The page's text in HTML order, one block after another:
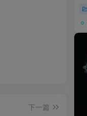
下一篇